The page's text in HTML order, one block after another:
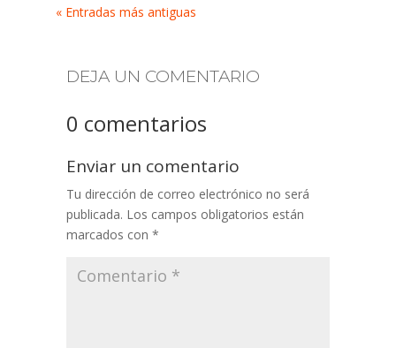
« Entradas más antiguas
DEJA UN COMENTARIO
0 comentarios
Enviar un comentario
Tu dirección de correo electrónico no será
publicada. Los campos obligatorios están
marcados con *